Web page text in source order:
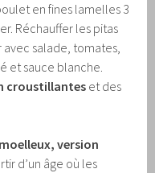
en fines lamelles 3
Réchauffer les pitas
avec salade, tomates,
et sauce blanche.
croustillanteset des
version
d’un âge où les